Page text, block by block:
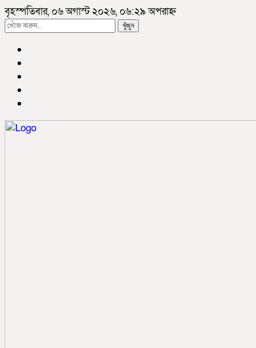
বৃহস্পতিবার, ০৬ অগাস্ট ২০২৬, ০৬:২৯ অপরাহ্ন
খুঁজুন